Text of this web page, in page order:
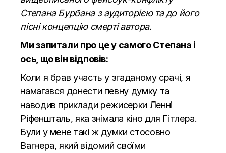
Степана Бурбана з аудиторією та до його
пісні концепцію смерті автора.
Ми запитали про це у самого Степана і
ось, що він відповів:
Коли я брав участь у згаданому срачі, я
намагався донести певну думку та
наводив приклади режисерки Ленні
Ріфеншталь, яка знімала кіно для Гітлера.
Були у мене такі ж думки стосовно
Вагнера, який відомий своїми